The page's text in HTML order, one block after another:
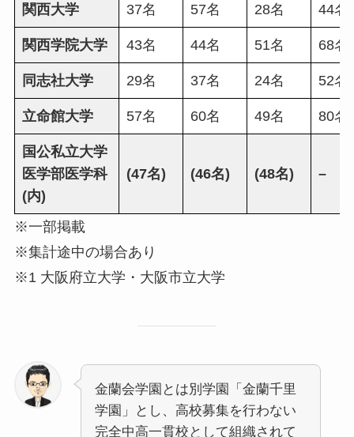
関西大学 37名 57名 28名 44名
関西学院大学 43名 44名 51名 68名
同志社大学 29名 37名 24名 52名
立命館大学 57名 60名 49名 80名
国公私立大学
医学部医学科
(内)
(47名) (46名) (48名) –
※一部掲載
※集計途中の場合あり
※1 大阪府立大学・大阪市立大学
金蘭会学園とは別学園「金蘭千里
学園」とし、高校募集を行わない
完全中高一貫校として組織されて